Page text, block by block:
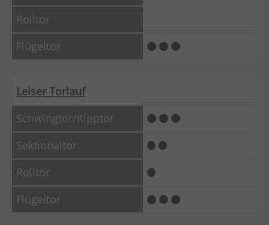
Leiser Torlauf